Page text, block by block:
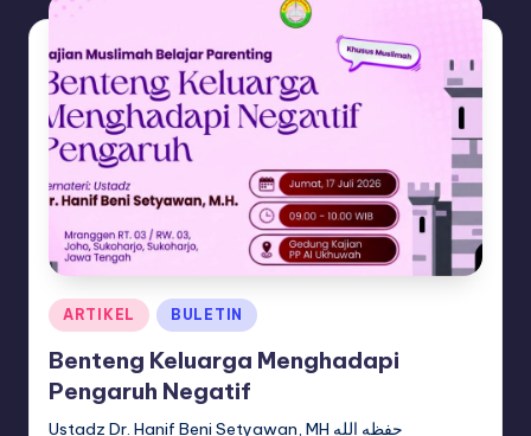
Posted
ARTIKEL BULETIN
Benteng Keluarga Menghadapi
Pengaruh Negatif
Ustadz Dr. Hanif Beni Setyawan, MH حفظه الله